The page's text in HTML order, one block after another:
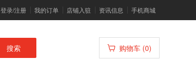
登录/注册 我的订单 店铺入驻 资讯信息 手机商城
搜索 购物车 (0)